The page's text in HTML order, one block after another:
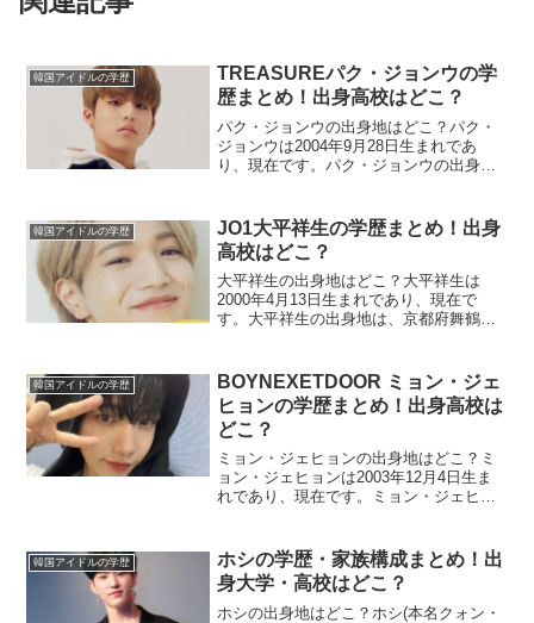
韓国アイドルの学歴
TREASUREパク・ジョンウの学
歴まとめ！出身高校はどこ？
パク・ジョンウの出身地はどこ？パク・
ジョンウは2004年9月28日生まれであ
り、現在です。パク・ジョンウの出身地
ョンウの家族構成 父親 母親 兄父親は応
援者父親はパ...
韓国アイドルの学歴
JO1大平祥生の学歴まとめ！出身
高校はどこ？
大平祥生の出身地はどこ？大平祥生は
2000年4月13日生まれであり、現在で
す。大平祥生の出身地は、京都府舞鶴市
母子家庭で育ちました。女手一つで育て
てくれたため、大平...
韓国アイドルの学歴
BOYNEXETDOOR ミョン・ジェ
ヒョンの学歴まとめ！出身高校は
どこ？
ミョン・ジェヒョンの出身地はどこ？ミ
ョン・ジェヒョンは2003年12月4日生ま
れであり、現在です。ミョン・ジェヒョ
ン・ジェヒョンの家族構成 父親 母親
1999年生...
韓国アイドルの学歴
ホシの学歴・家族構成まとめ！出
身大学・高校はどこ？
ホシの出身地はどこ？ホシ(本名クォン・